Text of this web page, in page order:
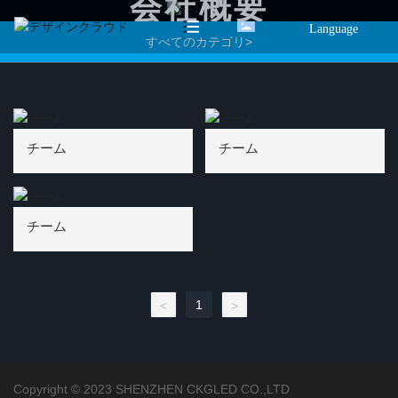
Language
すべてのカテゴリ>
チーム チーム
チーム
< 1 >
Copyright © 2023 SHENZHEN CKGLED CO.,LTD